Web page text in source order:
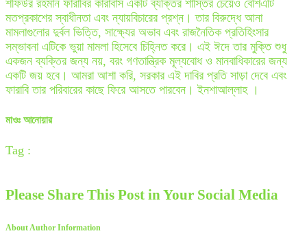
শফিউর রহমান ফারাবির কারাবাস একটি ব্যক্তির শাস্তির চেয়েও বেশিএটি
মতপ্রকাশের স্বাধীনতা এবং ন্যায়বিচারের প্রশ্ন। তার বিরুদ্ধে আনা
মামলাগুলোর দুর্বল ভিত্তি, সাক্ষ্যের অভাব এবং রাজনৈতিক প্রতিহিংসার
সম্ভাবনা এটিকে ভুয়া মামলা হিসেবে চিহ্নিত করে। এই ঈদে তার মুক্তি শুধু
একজন ব্যক্তির জন্য নয়, বরং গণতান্ত্রিক মূল্যবোধ ও মানবাধিকারের জন্য
একটি জয় হবে। আমরা আশা করি, সরকার এই দাবির প্রতি সাড়া দেবে এবং
ফারাবি তার পরিবারের কাছে ফিরে আসতে পারবেন। ইনশাআল্লাহ ।
মাওঃ আনোয়ার
Tag :
Please Share This Post in Your Social Media
About Author Information